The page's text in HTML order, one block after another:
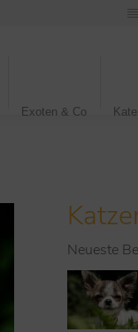
Exoten & Co
Neueste